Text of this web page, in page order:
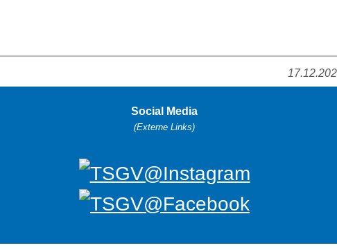
Social Media
(Externe Links)